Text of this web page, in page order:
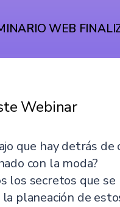
WEB
Webinar
que hay detrás de
con la moda?
los secretos que se
planeación de